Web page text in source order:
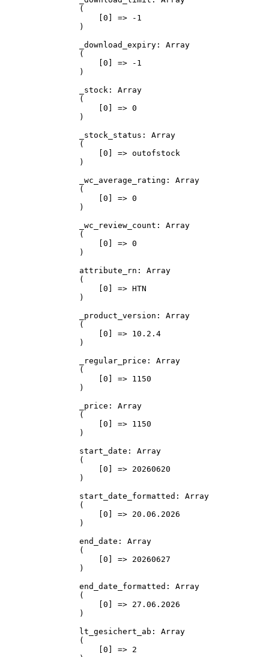
(
    [0] => -1
)
_download_expiry: Array
(
    [0] => -1
)
_stock: Array
(
    [0] => 0
)
_stock_status: Array
(
    [0] => outofstock
)
_wc_average_rating: Array
(
    [0] => 0
)
_wc_review_count: Array
(
    [0] => 0
)
attribute_rn: Array
(
    [0] => HTN
)
_product_version: Array
(
    [0] => 10.2.4
)
_regular_price: Array
(
    [0] => 1150
)
_price: Array
(
    [0] => 1150
)
start_date: Array
(
    [0] => 20260620
)
start_date_formatted: Array
(
    [0] => 20.06.2026
)
end_date: Array
(
    [0] => 20260627
)
end_date_formatted: Array
(
    [0] => 27.06.2026
)
lt_gesichert_ab: Array
(
    [0] => 2